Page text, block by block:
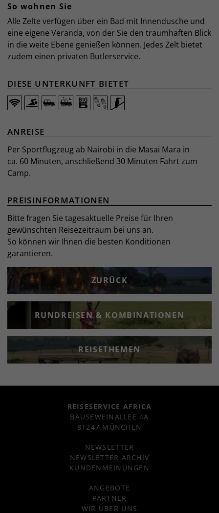
So wohnen Sie
Alle Zelte verfügen über ein Bad mit Innendusche und
eine eigene Veranda, von der Sie den traumhaften Blick
in die weite Ebene genießen können. Jedes Zelt bietet
zudem einen privaten Butlerservice.
DIESE UNTERKUNFT BIETET
ANREISE
Per Sportflugzeug ab Nairobi in die Masai Mara in
ca. 60 Minuten, anschließend 30 Minuten Fahrt zum
Camp.
PREISINFORMATIONEN
Bitte fragen Sie tagesaktuelle Preise für Ihren
gewünschten Reisezeitraum bei uns an.
So können wir Ihnen die besten Konditionen
garantieren.
ZURÜCK
RUNDREISEN & KOMBINATIONEN
REISETHEMEN
REISESERVICE AFRICA
BAUSEWEINALLEE 4A
81247 MÜNCHEN
NEWSLETTER
NEWSLETTER ARCHIV
KUNDENMEINUNGEN
ANGEBOTE
PARTNER
WIR ÜBER UNS